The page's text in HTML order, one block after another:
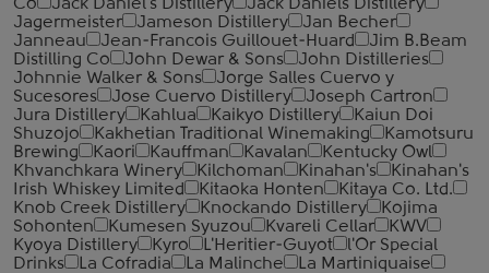
Co Jack Daniel's Distillery
Jack Daniels Distillery
Jagermeister
Jameson Distillery
Jan Becher
Janneau
Jean-Francois Guillouet-Huard
Jim B.Beam
Distilling Co
John Dewar & Sons
John Distilleries
Johnnie Walker & Sons
Jorge Salles Cuervo y
Sucesores
Jose Cuervo Distillery
Joseph Cartron
Jura Distillery
Kahlua Kaikyo Distillery
Kaiun Doi
Shuzojo
Kakhetian Traditional Winemaking
Kamotsuru
Brewing
Kaori Kauffman Kavalan
Kentucky Owl
Khvanchkara Winery
Kilchoman Kinahan's
Kinahan's
Irish Whiskey Limited
Kitaoka Honten
Kitaya Co. Ltd.
Knob Creek Distillery
Knockando Distillery
Kojima
Sohonten
Kumesen Syuzou Kvareli Cellar
KWV
Kyoya Distillery
Kyro L'Heritier-Guyot
l'Or Special
Drinks
La Cofradia La Malinche
La Martiniquaise